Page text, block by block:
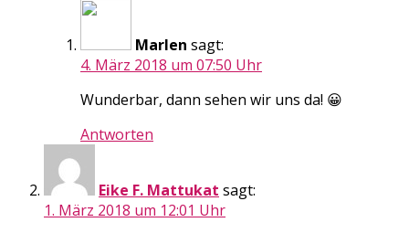
Marlen sagt:
4. März 2018 um 07:50 Uhr
Wunderbar, dann sehen wir uns da! 😀
Antworten
Eike F. Mattukat sagt:
1. März 2018 um 12:01 Uhr